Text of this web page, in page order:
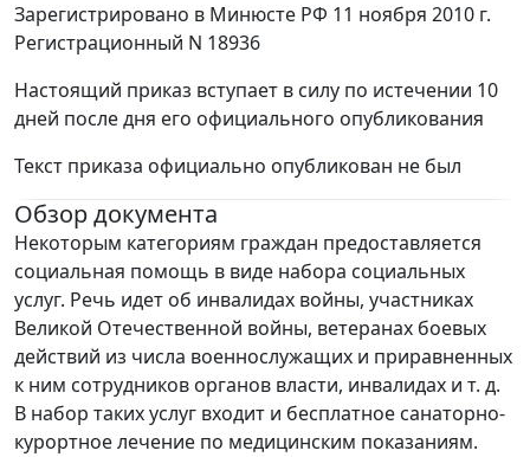
Зарегистрировано в Минюсте РФ 11 ноября 2010 г.
Регистрационный N 18936
Настоящий приказ вступает в силу по истечении 10
дней после дня его официального опубликования
Текст приказа официально опубликован не был
Обзор документа
Некоторым категориям граждан предоставляется
социальная помощь в виде набора социальных
услуг. Речь идет об инвалидах войны, участниках
Великой Отечественной войны, ветеранах боевых
действий из числа военнослужащих и приравненных
к ним сотрудников органов власти, инвалидах и т. д.
В набор таких услуг входит и бесплатное санаторно-
курортное лечение по медицинским показаниям.